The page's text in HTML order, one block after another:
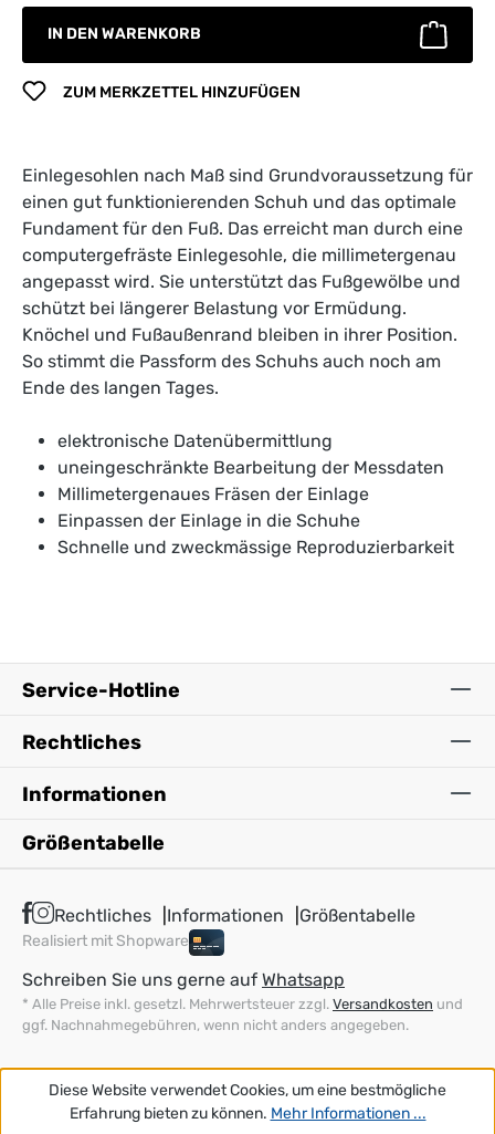
IN DEN WARENKORB
ZUM MERKZETTEL HINZUFÜGEN
Einlegesohlen nach Maß sind Grundvoraussetzung für
einen gut funktionierenden Schuh und das optimale
Fundament für den Fuß. Das erreicht man durch eine
computergefräste Einlegesohle, die millimetergenau
angepasst wird. Sie unterstützt das Fußgewölbe und
schützt bei längerer Belastung vor Ermüdung.
Knöchel und Fußaußenrand bleiben in ihrer Position.
So stimmt die Passform des Schuhs auch noch am
Ende des langen Tages.
elektronische Datenübermittlung
uneingeschränkte Bearbeitung der Messdaten
Millimetergenaues Fräsen der Einlage
Einpassen der Einlage in die Schuhe
Schnelle und zweckmässige Reproduzierbarkeit
Service-Hotline
Rechtliches
Informationen
Größentabelle
Rechtliches Informationen Größentabelle
Realisiert mit Shopware
Schreiben Sie uns gerne auf Whatsapp
* Alle Preise inkl. gesetzl. Mehrwertsteuer zzgl. Versandkosten und
ggf. Nachnahmegebühren, wenn nicht anders angegeben.
Diese Website verwendet Cookies, um eine bestmögliche
Erfahrung bieten zu können. Mehr Informationen ...